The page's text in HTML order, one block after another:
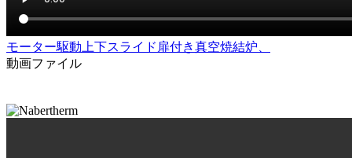
モーター駆動上下スライド扉付き真空焼結炉、
動画ファイル